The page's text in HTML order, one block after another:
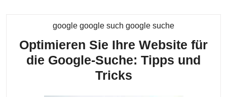
google google such google sucheKategorie
Optimieren Sie Ihre Website für
die Google-Suche: Tipps und
TricksOptimieren